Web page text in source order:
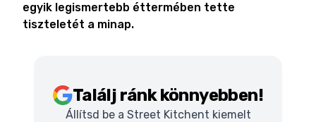
egyik legismertebb éttermében tette
tiszteletét a minap.
Találj ránk könnyebben!
Állítsd be a Street Kitchent kiemelt